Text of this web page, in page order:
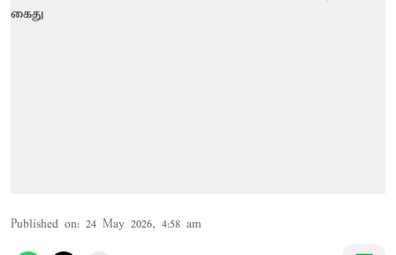
Published on: 24 May 2026, 4:58 am